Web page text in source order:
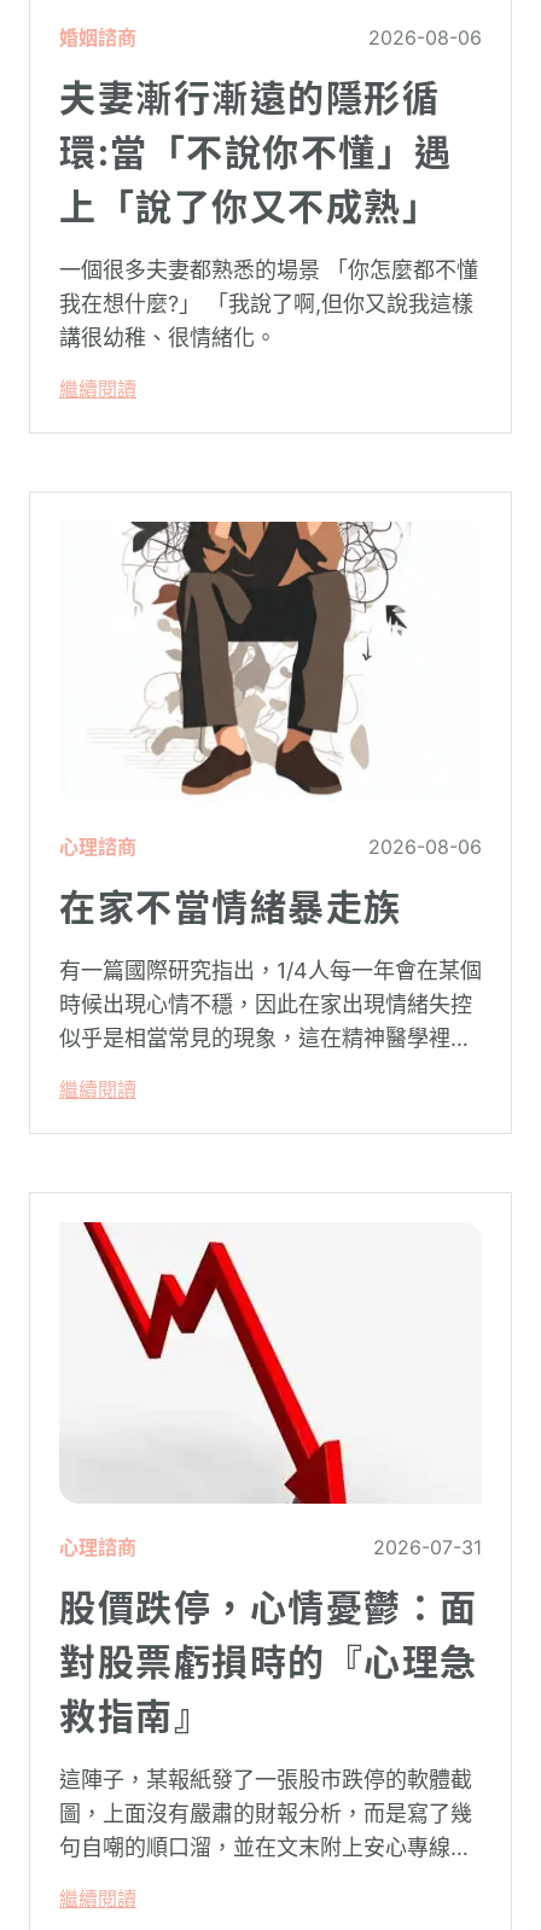
婚姻諮商 2026-08-06
夫妻漸行漸遠的隱形循
環:當「不說你不懂」遇
上「說了你又不成熟」
一個很多夫妻都熟悉的場景 「你怎麼都不懂
我在想什麼?」 「我說了啊,但你又說我這樣
講很幼稚、很情緒化。
繼續閱讀
心理諮商 2026-08-06
在家不當情緒暴走族
有一篇國際研究指出，1/4人每一年會在某個
時候出現心情不穩，因此在家出現情緒失控
似乎是相當常見的現象，這在精神醫學裡不
系統在長久使用之下，突然在某一次需要處
理更高層次的資料時，電腦呈現當機現象，
造成重大影響。
繼續閱讀
心理諮商 2026-07-31
股價跌停，心情憂鬱：面
對股票虧損時的『心理急
救指南』
這陣子，某報紙發了一張股市跌停的軟體截
圖，上面沒有嚴肅的財報分析，而是寫了幾
句自嘲的順口溜，並在文末附上安心專線與
被廣泛轉載。對許多投資人而言，螢幕上下
繼續閱讀